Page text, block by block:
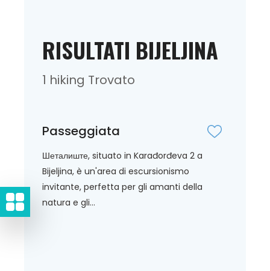
RISULTATI BIJELJINA
1 hiking Trovato
Passeggiata
Шеталиште, situato in Karađorđeva 2 a
Bijeljina, è un'area di escursionismo
invitante, perfetta per gli amanti della
natura e gli...